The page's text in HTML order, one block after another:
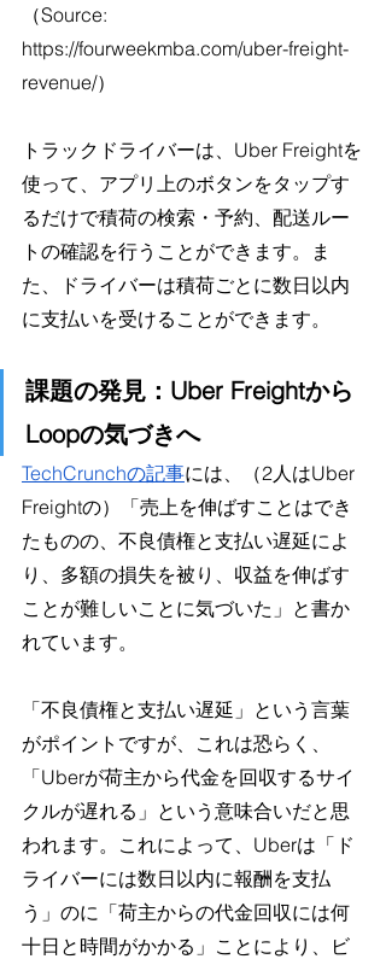
（Source:
https://fourweekmba.com/uber-freight-
revenue/）
トラックドライバーは、Uber Freightを
使って、アプリ上のボタンをタップす
るだけで積荷の検索・予約、配送ルー
トの確認を行うことができます。ま
た、ドライバーは積荷ごとに数日以内
に支払いを受けることができます。
課題の発見：Uber Freightから
Loopの気づきへ
TechCrunchの記事には、（2人はUber
Freightの）「売上を伸ばすことはでき
たものの、不良債権と支払い遅延によ
り、多額の損失を被り、収益を伸ばす
ことが難しいことに気づいた」と書か
れています。
「不良債権と支払い遅延」という言葉
がポイントですが、これは恐らく、
「Uberが荷主から代金を回収するサイ
クルが遅れる」という意味合いだと思
われます。これによって、Uberは「ド
ライバーには数日以内に報酬を支払
う」のに「荷主からの代金回収には何
十日と時間がかかる」ことにより、ビ